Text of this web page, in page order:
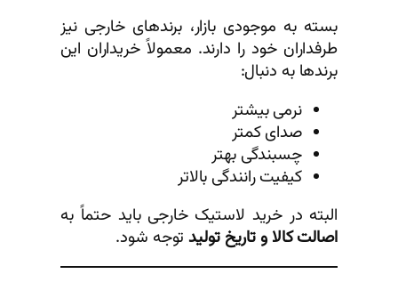
بسته به موجودی بازار، برندهای خارجی نیز
طرفداران خود را دارند. معمولاً خریداران این
برندها به دنبال:
نرمی بیشتر
صدای کمتر
چسبندگی بهتر
کیفیت رانندگی بالاتر
البته در خرید لاستیک خارجی باید حتماً به
اصالت کالا و تاریخ تولیدتوجه شود.